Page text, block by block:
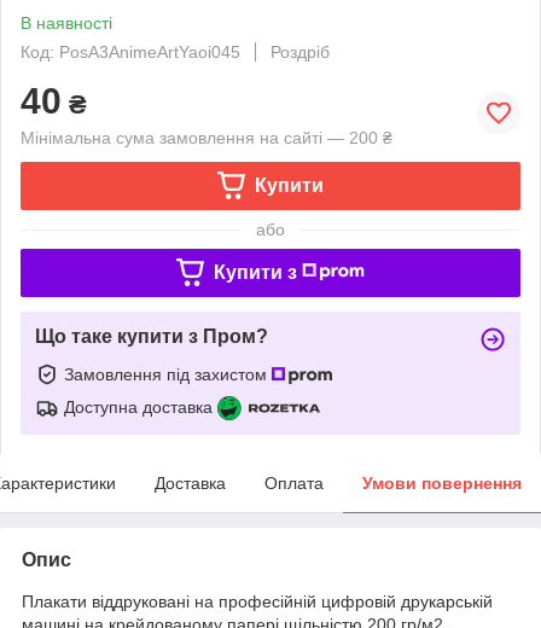
В наявності
Код: PosА3AnimeArtYaoi045
Роздріб
40 ₴
Мінімальна сума замовлення на сайті — 200 ₴
Купити
або
Купити з
Що таке купити з Пром?
Замовлення під захистом
Доступна доставка
Доставка Оплата Умови повернення
Опис
Плакати віддруковані на професійній цифровій друкарській
машині на крейдованому папері щільністю 200 гр/м2.